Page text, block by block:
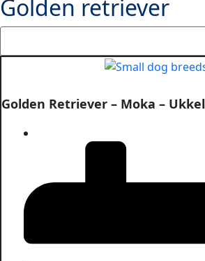
Golden retriever
Search:
Golden Retriever – Moka – Ukkel